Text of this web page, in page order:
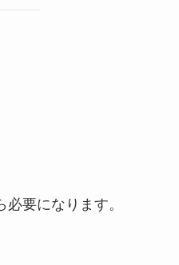
要になります。